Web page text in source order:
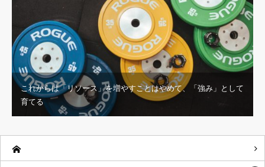
これからは「リソース」を増やすことはやめて、「強み」として
育てる